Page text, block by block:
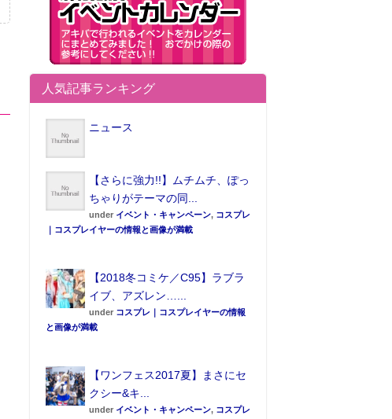
人気記事ランキング
ニュース
【さらに強力!!】ムチムチ、ぽっ
ちゃりがテーマの同...
under イベント・キャンペーン, コスプレ
｜コスプレイヤーの情報と画像が満載
【2018冬コミケ／C95】ラブラ
イブ、アズレン…...
under コスプレ｜コスプレイヤーの情報
と画像が満載
【ワンフェス2017夏】まさにセ
クシー&キ...
under イベント・キャンペーン, コスプレ